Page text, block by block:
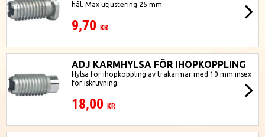
hål. Max utjustering 25 mm.
9,70 KR
ADJ KARMHYLSA FÖR IHOPKOPPLING
Hylsa för ihopkoppling av träkarmar med 10 mm insex
för iskruvning.
18,00 KR